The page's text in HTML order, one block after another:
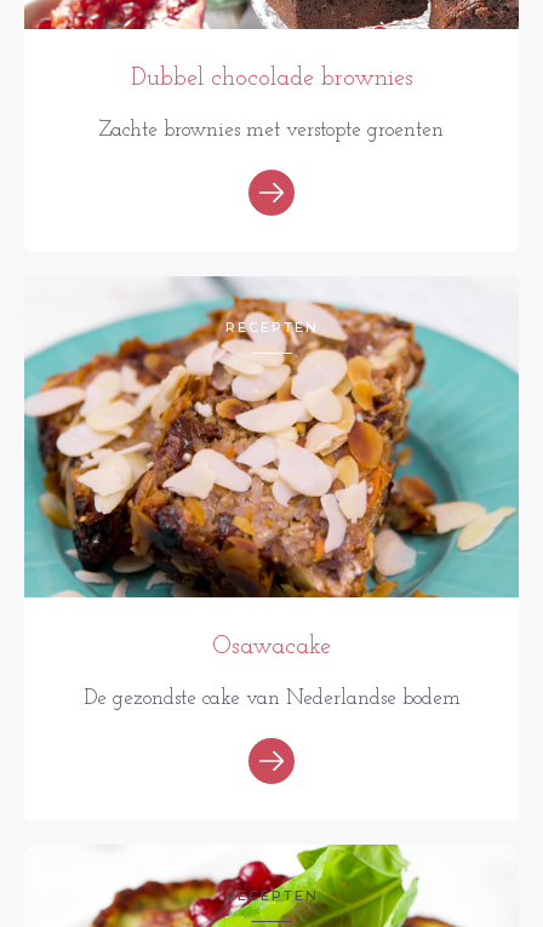
Dubbel chocolade brownies
Zachte brownies met verstopte groenten
RECEPTEN
Osawacake
De gezondste cake van Nederlandse bodem
RECEPTEN